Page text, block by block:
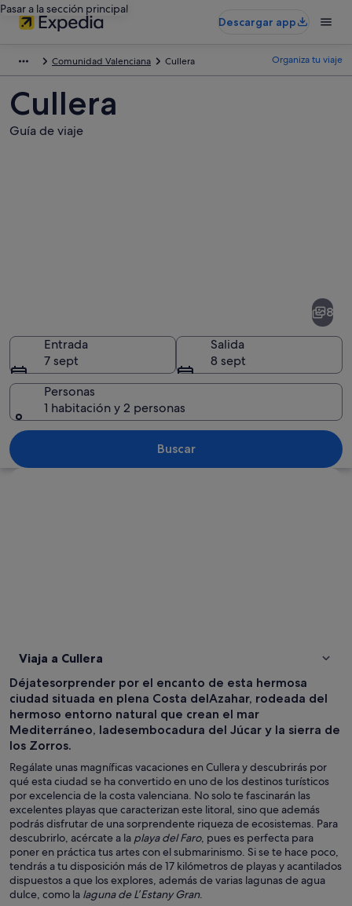
Pasar a la sección principal
Descargar app
Comunidad Valenciana Cullera Organiza tu viaje
Cullera
Guía de viaje
Un castillo histórico en una colina
8
Entrada
7 sept
Salida
8 sept
Personas
1 habitación y 2 personas
Buscar
Viaja a Cullera
Déjatesorprender por el encanto de esta hermosa
ciudad situada en plena Costa delAzahar, rodeada del
hermoso entorno natural que crean el mar
Mediterráneo, ladesembocadura del Júcar y la sierra de
los Zorros.
Regálate unas magníficas vacaciones en Cullera y descubrirás por
qué esta ciudad se ha convertido en uno de los destinos turísticos
por excelencia de la costa valenciana. No solo te fascinarán las
excelentes playas que caracterizan este litoral, sino que además
podrás disfrutar de una sorprendente riqueza de ecosistemas. Para
descubrirlo, acércate a la playa del Faro, pues es perfecta para
poner en práctica tus artes con el submarinismo. Si se te hace poco,
tendrás a tu disposición más de 17 kilómetros de playas y acantilados
dispuestos a que los explores, además de varias lagunas de agua
dulce, como la laguna de L’Estany Gran.